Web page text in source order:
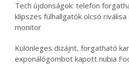
Tech újdonságok: telefon
klipszes fülhallgatók olcsó
monitor
Különleges dizájnt, forgatható
exponálógombot kapott nubia